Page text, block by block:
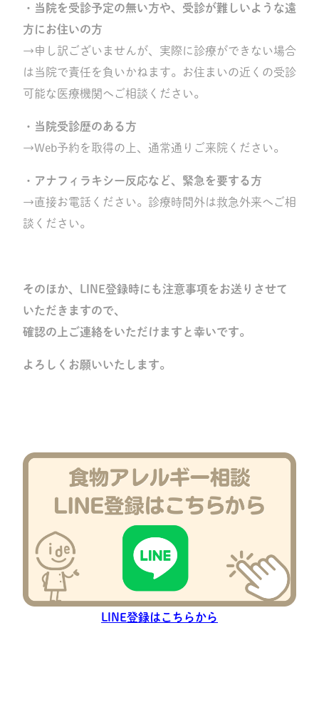
・当院を受診予定の無い方や、受診が難しいような遠
方にお住いの方
→申し訳ございませんが、実際に診療ができない場合
は当院で責任を負いかねます。お住まいの近くの受診
可能な医療機関へご相談ください。
・当院受診歴のある方
→Web予約を取得の上、通常通りご来院ください。
・アナフィラキシー反応など、緊急を要する方
→直接お電話ください。診療時間外は救急外来へご相
談ください。
そのほか、LINE登録時にも注意事項をお送りさせて
いただきますので、
確認の上ご連絡をいただけますと幸いです。
よろしくお願いいたします。
LINE登録はこちらから